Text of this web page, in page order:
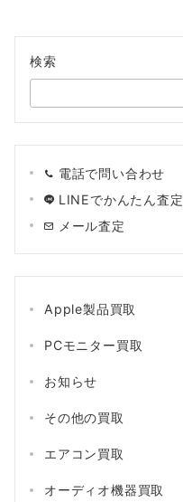
検索
電話で問い合わせ
LINEでかんたん査定
メール査定
Apple製品買取
PCモニター買取
お知らせ
その他の買取
エアコン買取
オーディオ機器買取